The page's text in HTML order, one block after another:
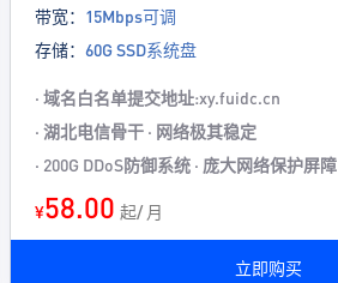
带宽： 15Mbps可调
存储： 60G SSD系统盘
· 域名白名单提交地址:xy.fuidc.cn
· 湖北电信骨干 · 网络极其稳定
· 200G DDoS防御系统 · 庞大网络保护屏障
¥58.00 起/ 月
立即购买